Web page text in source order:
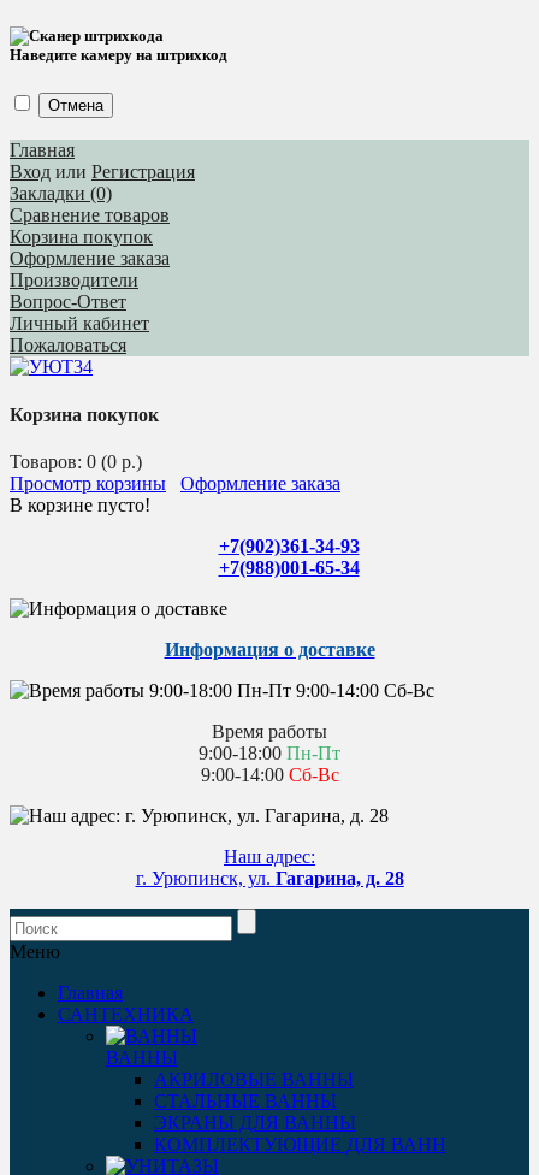
Наведите камеру на штрихкод
Отмена
Главная
Вход или Регистрация
Закладки (0)
Сравнение товаров
Корзина покупок
Оформление заказа
Производители
Вопрос-Ответ
Личный кабинет
Пожаловаться
Корзина покупок
Товаров: 0 (0 р.)
Просмотр корзины
Оформление заказа
В корзине пусто!
+7(902)361-34-93
+7(988)001-65-34
Информация о доставке
Время работы
9:00-18:00 Пн-Пт
9:00-14:00 Сб-Вс
Наш адрес:
г. Урюпинск, ул. Гагарина, д. 28
Меню
Главная
САНТЕХНИКА
ВАННЫ
АКРИЛОВЫЕ ВАННЫ
СТАЛЬНЫЕ ВАННЫ
ЭКРАНЫ ДЛЯ ВАННЫ
КОМПЛЕКТУЮЩИЕ ДЛЯ ВАНН